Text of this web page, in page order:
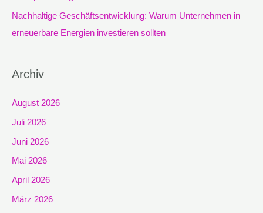
Nachhaltige Geschäftsentwicklung: Warum Unternehmen in
erneuerbare Energien investieren sollten
Archiv
August 2026
Juli 2026
Juni 2026
Mai 2026
April 2026
März 2026